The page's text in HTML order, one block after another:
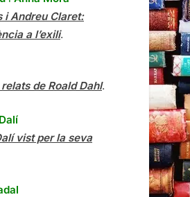
i Andreu Claret:
a l’exili.
de Roald Dahl.
vist per la seva